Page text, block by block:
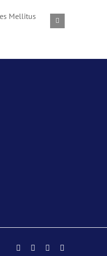
FacebookInstagramYouTube